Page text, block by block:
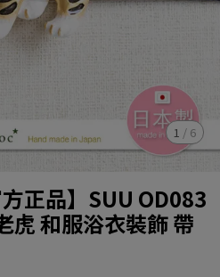
1 / 6
正品】SUU OD083
虎 和服浴衣裝飾 帶